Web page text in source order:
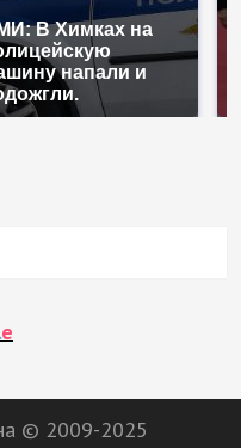
В Химках на
напали и
e
© 2009-2025